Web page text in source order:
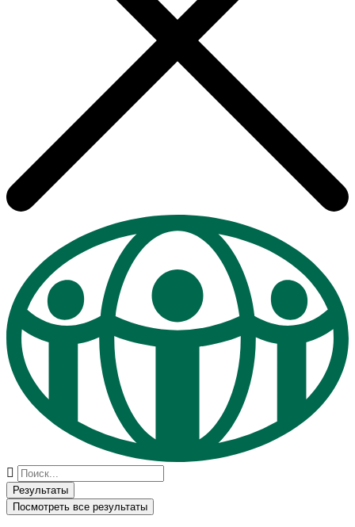
Поиск
...Результаты
Посмотреть все результаты